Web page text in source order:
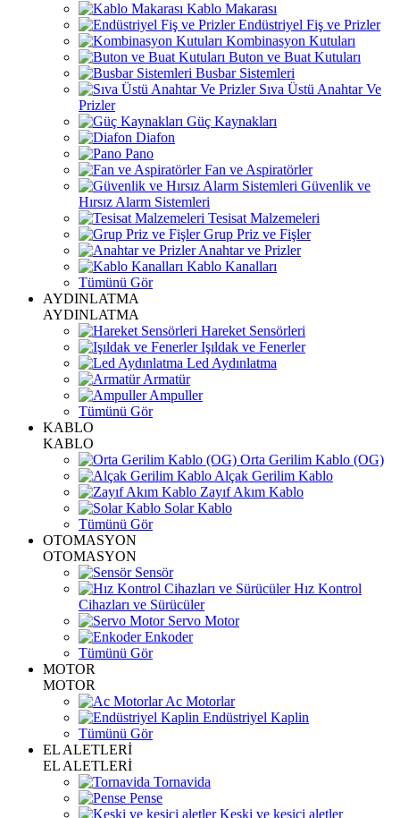
Kablo Makarası
Endüstriyel Fiş ve Prizler
Kombinasyon Kutuları
Buton ve Buat Kutuları
Busbar Sistemleri
Sıva Üstü Anahtar Ve
Prizler
Güç Kaynakları
Diafon
Pano
Fan ve Aspiratörler
Güvenlik ve
Hırsız Alarm Sistemleri
Tesisat Malzemeleri
Grup Priz ve Fişler
Anahtar ve Prizler
Kablo Kanalları
Tümünü Gör
AYDINLATMA
AYDINLATMA
Hareket Sensörleri
Işıldak ve Fenerler
Led Aydınlatma
Armatür
Ampuller
Tümünü Gör
KABLO
KABLO
Orta Gerilim Kablo (OG)
Alçak Gerilim Kablo
Zayıf Akım Kablo
Solar Kablo
Tümünü Gör
OTOMASYON
OTOMASYON
Sensör
Hız Kontrol
Cihazları ve Sürücüler
Servo Motor
Enkoder
Tümünü Gör
MOTOR
MOTOR
Ac Motorlar
Endüstriyel Kaplin
Tümünü Gör
EL ALETLERİ
EL ALETLERİ
Tornavida
Pense
Keski ve kesici aletler